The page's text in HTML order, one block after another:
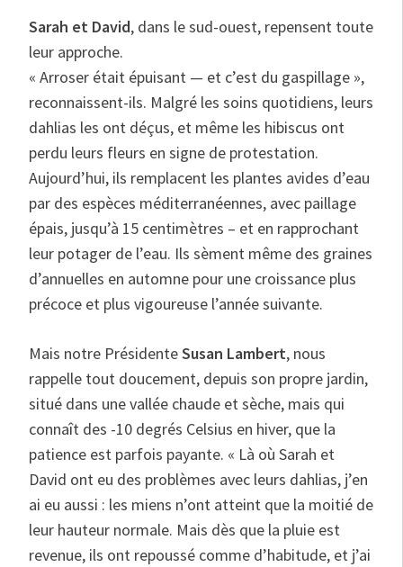
Sarah et David, dans le sud-ouest, repensent toute
leur approche.
« Arroser était épuisant — et c’est du gaspillage »,
reconnaissent-ils. Malgré les soins quotidiens, leurs
dahlias les ont déçus, et même les hibiscus ont
perdu leurs fleurs en signe de protestation.
Aujourd’hui, ils remplacent les plantes avides d’eau
par des espèces méditerranéennes, avec paillage
épais, jusqu’à 15 centimètres – et en rapprochant
leur potager de l’eau. Ils sèment même des graines
d’annuelles en automne pour une croissance plus
précoce et plus vigoureuse l’année suivante.
Mais notre PrésidenteSusan Lambert, nous
rappelle tout doucement, depuis son propre jardin,
situé dans une vallée chaude et sèche, mais qui
connaît des -10 degrés Celsius en hiver, que la
patience est parfois payante. « Là où Sarah et
David ont eu des problèmes avec leurs dahlias, j’en
ai eu aussi : les miens n’ont atteint que la moitié de
leur hauteur normale. Mais dès que la pluie est
revenue, ils ont repoussé comme d’habitude, et j’ai